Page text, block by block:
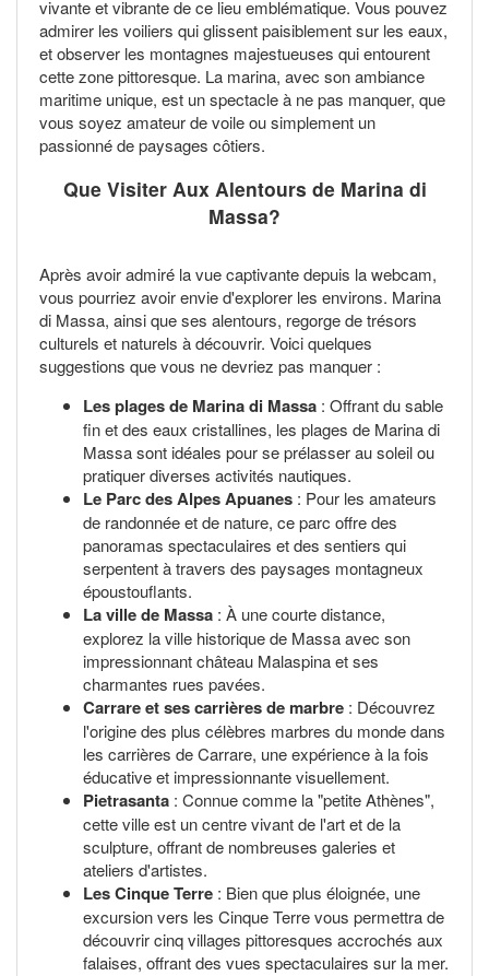
vivante et vibrante de ce lieu emblématique. Vous pouvez
admirer les voiliers qui glissent paisiblement sur les eaux,
et observer les montagnes majestueuses qui entourent
cette zone pittoresque. La marina, avec son ambiance
maritime unique, est un spectacle à ne pas manquer, que
vous soyez amateur de voile ou simplement un
passionné de paysages côtiers.
Que Visiter Aux Alentours de Marina di
Massa?
Après avoir admiré la vue captivante depuis la webcam,
vous pourriez avoir envie d'explorer les environs. Marina
di Massa, ainsi que ses alentours, regorge de trésors
culturels et naturels à découvrir. Voici quelques
suggestions que vous ne devriez pas manquer :
Les plages de Marina di Massa : Offrant du sable
fin et des eaux cristallines, les plages de Marina di
Massa sont idéales pour se prélasser au soleil ou
pratiquer diverses activités nautiques.
Le Parc des Alpes Apuanes : Pour les amateurs
de randonnée et de nature, ce parc offre des
panoramas spectaculaires et des sentiers qui
serpentent à travers des paysages montagneux
époustouflants.
La ville de Massa : À une courte distance,
explorez la ville historique de Massa avec son
impressionnant château Malaspina et ses
charmantes rues pavées.
Carrare et ses carrières de marbre : Découvrez
l'origine des plus célèbres marbres du monde dans
les carrières de Carrare, une expérience à la fois
éducative et impressionnante visuellement.
Pietrasanta : Connue comme la "petite Athènes",
cette ville est un centre vivant de l'art et de la
sculpture, offrant de nombreuses galeries et
ateliers d'artistes.
Les Cinque Terre : Bien que plus éloignée, une
excursion vers les Cinque Terre vous permettra de
découvrir cinq villages pittoresques accrochés aux
falaises, offrant des vues spectaculaires sur la mer.